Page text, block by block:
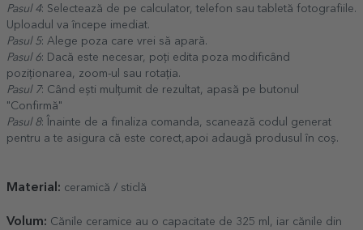
Pasul 4: Selectează de pe calculator, telefon sau tabletă fotografiile.
Uploadul va începe imediat.
Pasul 5: Alege poza care vrei să apară.
Pasul 6: Dacă este necesar, poți edita poza modificând
poziționarea, zoom-ul sau rotația.
Pasul 7: Când ești mulțumit de rezultat, apasă pe butonul
"Confirmă"
Pasul 8: Înainte de a finaliza comanda, scanează codul generat
pentru a te asigura că este corect,apoi adaugă produsul în coș.
Material: ceramică / sticlă
Volum: Cănile ceramice au o capacitate de 325 ml, iar cănile din